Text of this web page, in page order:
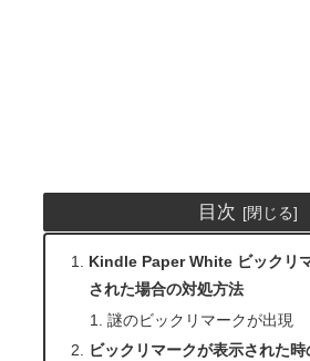
目次
Kindle Paper White ビックリ
された場合の対処方法
謎のビックリマークが出現
ビックリマークが表示された時